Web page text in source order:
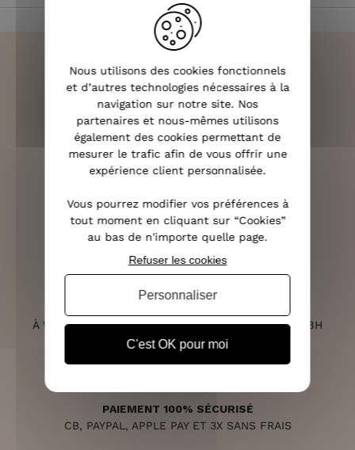
LIVRAISON RAPIDE
OFFERTE DÈS 70€
RETOURS SOUS 14 JOURS
(VOIR LES CONDITIONS)
À VOTRE ÉCOUTE DU LUNDI AU SAMEDI DE 10H À 18H
PAIEMENT 100% SÉCURISÉ
CB, PAYPAL, APPLE PAY ET 3X SANS FRAIS
Nous utilisons des cookies fonctionnels
et d’autres technologies nécessaires à la
navigation sur notre site. Nos
partenaires et nous-mêmes utilisons
également des cookies permettant de
mesurer le trafic afin de vous offrir une
expérience client personnalisée.
Vous pourrez modifier vos préférences à
tout moment en cliquant sur “Cookies”
au bas de n'importe quelle page.
C'est OK pour moi
Refuser les cookies
Personnaliser